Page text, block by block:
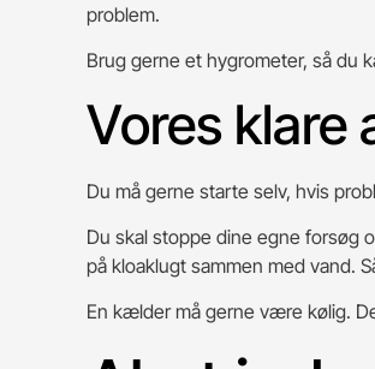
problem.
Brug gerne et hygrometer, så du
Vores klare
Du må gerne starte selv, hvis
Du skal stoppe dine egne forsøg
på kloaklugt sammen med vand.
En kælder må gerne være kølig.